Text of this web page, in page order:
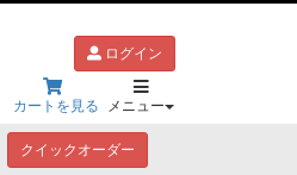
ログイン
カートを見る メニュー
クイックオーダー